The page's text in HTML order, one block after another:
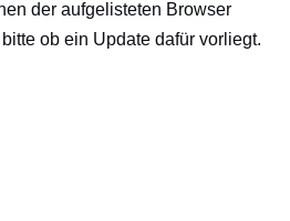
der aufgelisteten Browser
ob ein Update dafür vorliegt.